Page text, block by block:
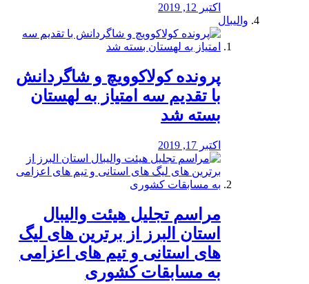
اکتبر 12, 2019
والیبال
پرونده کولاکوویچ و شاگردانش
با تقدیم سه امتیاز به لهستان
بسته شد
اکتبر 17, 2019
مراسم تجلیل هیئت والیبال
استان البرز از برترین های لیگ
های استانی و تیم های اعزامی
به مسابقات کشوری